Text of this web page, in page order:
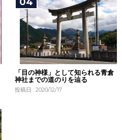
「目の神様」として知られる青倉
神社までの道のりを辿る
投稿日 : 2020/12/17